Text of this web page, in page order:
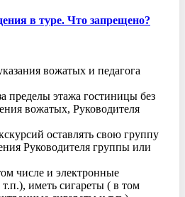
в туре. Что запрещено?
вожатых и педагога
пределы этажа гостиницы без
вожатых, Руководителя
оставлять свою группу
Руководителя группы или
числе и электронные
иметь сигареты ( в том